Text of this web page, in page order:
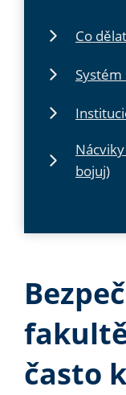
Co
Systém
bojuj)
často